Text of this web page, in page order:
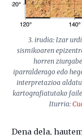
3. irudia: Izar
sismikoaren
horren
iparralderago edo
interpretazioa
kartografiatutako
Iturria:
Dena dela,